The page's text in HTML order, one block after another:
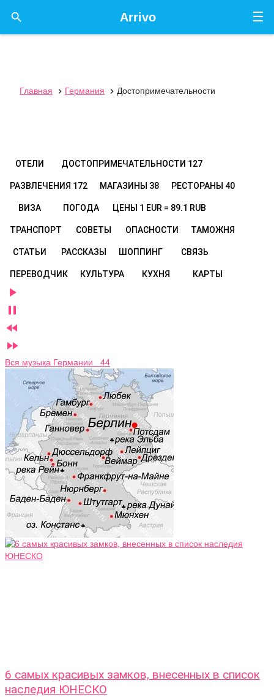
☰
Arrivo

Главная  Германия  Достопримечательности
ОТЕЛИ ДОСТОПРИМЕЧАТЕЛЬНОСТИ 127
РАЗВЛЕЧЕНИЯ 172 МАГАЗИНЫ 38 РЕСТОРАНЫ 40
ВИЗА ПОГОДА ЦЕНЫ 1 EUR = 89.1 RUB
ТРАНСПОРТ СОВЕТЫ ОПАСНОСТИ ТАМОЖНЯ
СТАТЬИ РАССКАЗЫ ШОППИНГ СВЯЗЬ
ПЕРЕВОДЧИК КУЛЬТУРА КУХНЯ КАРТЫ




Вся музыка Германии 44
6 самых красивых замков, внесенных в список
наследия ЮНЕСКО